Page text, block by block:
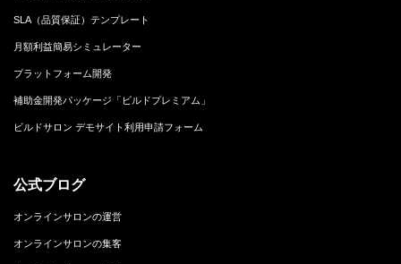
SLA（品質保証）テンプレート
月額利益簡易シミュレーター
プラットフォーム開発
補助金開発パッケージ「ビルドプレミアム」
ビルドサロン デモサイト利用申請フォーム
公式ブログ
オンラインサロンの運営
オンラインサロンの集客